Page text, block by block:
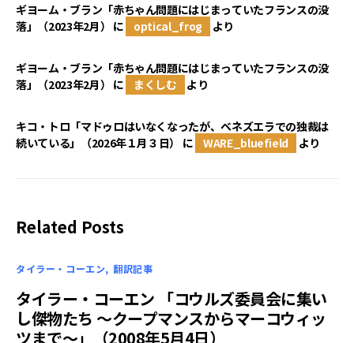
ギヨーム・ブラン「赤ちゃん問題にはじまっていたフランスの没
落」（2023年2月） に optical_frog より
ギヨーム・ブラン「赤ちゃん問題にはじまっていたフランスの没
落」（2023年2月） に まくしむ より
キコ・トロ「マドゥロはいなくなったが、ベネズエラでの独裁は
続いている」（2026年１月３日）
に WARE_bluefield より
Related Posts
タイラー・コーエン 翻訳記事
タイラー・コーエン 「コウルズ委員会に集い
し傑物たち ～クープマンスからマーコウィッ
ツまで～」（2008年5月4日）